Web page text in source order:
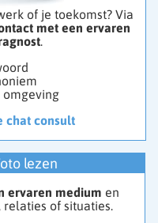
of je toekomst? Via
met een ervaren
.
omgeving
chat consult
lezen
ervaren medium en
of situaties.